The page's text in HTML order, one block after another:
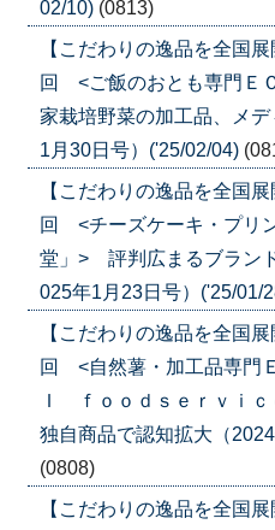
02/10) (0813)
【こだわりの逸品を全国
回 <ご飯のおとも専門Ｅ
家栽培野菜の加工品、メ
1月30日号）('25/02/04)
【こだわりの逸品を全国
回 <チーズケーキ・プリ
堂」> 評判広まるブラン
025年1月23日号）('25/01/
【こだわりの逸品を全国
回 <自然薯・加工品専門
Ｉ ｆｏｏｄｓｅｒｖｉ
独自商品で認知拡大（
(0808)
【こだわりの逸品を全国